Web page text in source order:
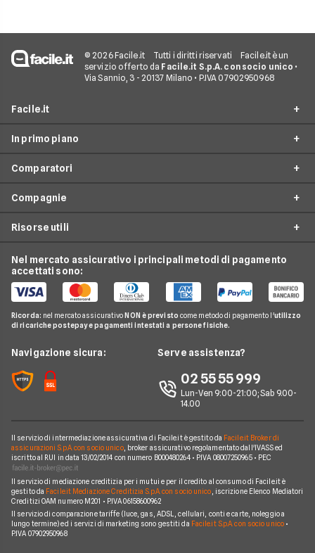
© 2026 Facile.it Tutti i diritti riservati
Facile.it è un
servizio offerto da Facile.it S.p.A. con socio unico •
Via Sannio, 3 - 20137 Milano • P.IVA 07902950968
Facile.it
Assicurazioni
Prestiti
Conti e Carte
Telefonia Mobile
Pay TV
Noleggio Lungo Termine
News
Chi siamo
Perché scegliere Facile.it
Mappa del sito
In primo piano
Offerte Fibra
Offerte ADSL
Offerte Internet Casa
Offerte Internet Partita Iva
Internet senza linea fissa
Comparatori
Migliore Connessione Internet
Offerte Internet Satellitare
Internet Seconda Casa
Offerte Internet Illimitato
Compagnie
Vodafone
Fastweb
Linkem
Tiscali
Wind Tre
Aruba
Eolo
Operatori Internet Casa
Risorse utili
Verifica Copertura Fibra Ottica
Internet Speed Test
Guide Internet Casa
Argomenti in evidenza internet casa
Notizie internet casa
Domande frequenti internet casa
Nel mercato assicurativo i principali metodi di pagamento
accettati sono:
Ricorda: nel mercato assicurativo NON è previsto come metodo di pagamento l'utilizzo
di ricariche postepay e pagamenti intestati a persone fisiche.
Navigazione sicura: Serve assistenza?
02 55 55 999
Lun-Ven 9:00-21:00; Sab 9.00-
14.00
Il servizio di intermediazione assicurativa di Facile.it è gestito da Facile.it Broker di
assicurazioni S.p.A. con socio unico, broker assicurativo regolamentato dall'IVASS ed
iscritto al RUI in data 13/02/2014 con numero B000480264 • P.IVA 08007250965 • PEC
Il servizio di mediazione creditizia per i mutui e per il credito al consumo di Facile.it è
gestito da Facile.it Mediazione Creditizia S.p.A. con socio unico , iscrizione Elenco Mediatori
Creditizi OAM numero M201 • P.IVA 06158600962
Il servizio di comparazione tariffe (luce, gas, ADSL, cellulari, conti e carte, noleggio a
lungo termine) ed i servizi di marketing sono gestiti da Facile.it S.p.A. con socio unico•
P.IVA 07902950968